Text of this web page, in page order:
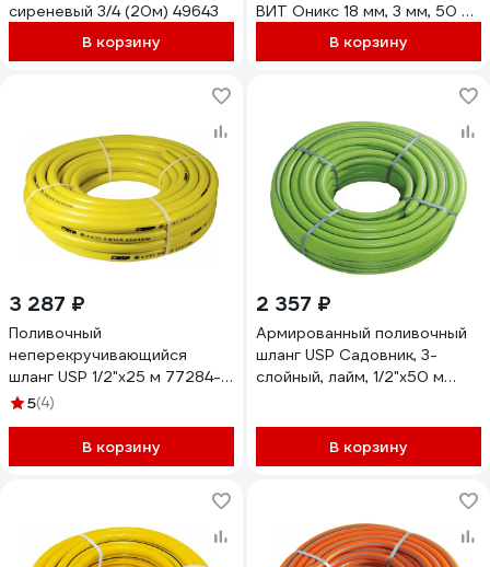
сиреневый 3/4 (20м) 49643
В корзину
ВИТ Оникс 18 мм, 3 мм, 50 м
В корзину
3 287 ₽
Поливочный
неперекручивающийся
шланг USP 1/2"x25 м 77284-
155(4)
В корзину
2 357 ₽
Армированный поливочный
шланг USP Садовник, 3-
слойный, лайм, 1/2"x50 м
В корзину